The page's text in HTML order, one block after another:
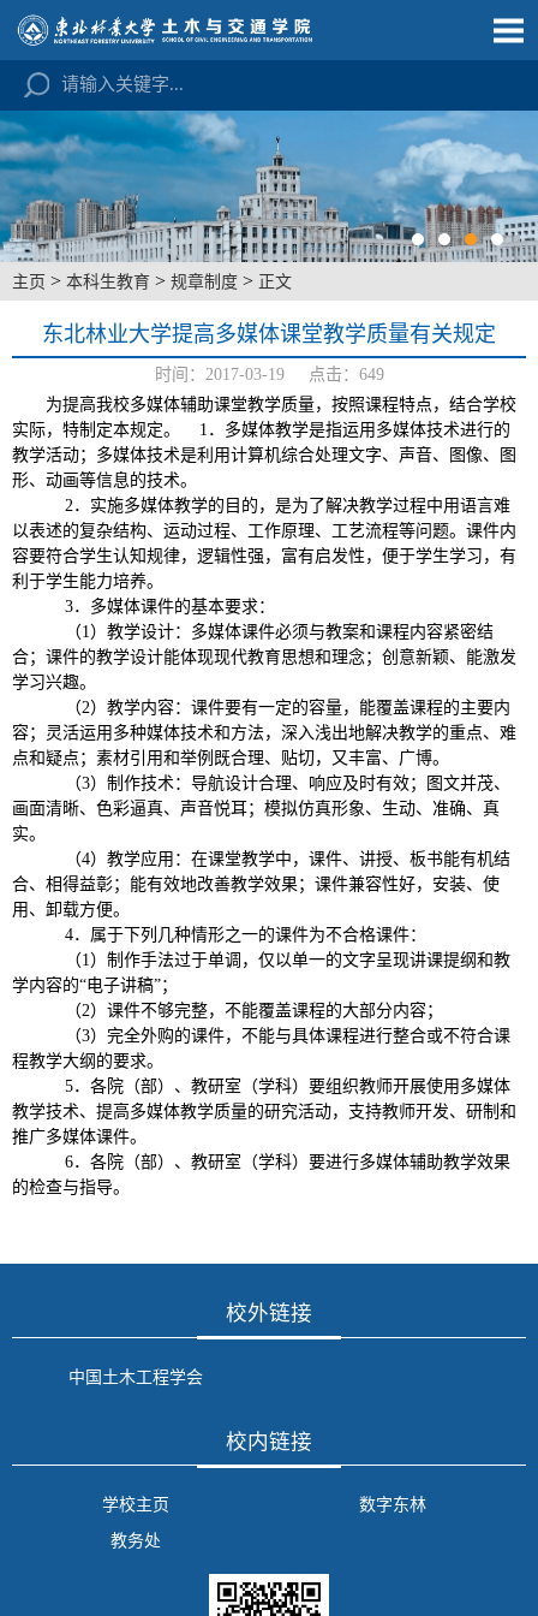
主页 > 本科生教育 > 规章制度 > 正文
东北林业大学提高多媒体课堂教学质量有关规定
时间：2017-03-19 点击： 649
为提高我校多媒体辅助课堂教学质量，按照课程特点，结合学校
实际，特制定本规定。
1．多媒体教学是指运用多媒体技术进行的
教学活动；多媒体技术是利用计算机综合处理文字、声音、图像、图
形、动画等信息的技术。
2．实施多媒体教学的目的，是为了解决教学过程中用语言难
以表述的复杂结构、运动过程、工作原理、工艺流程等问题。课件内
容要符合学生认知规律，逻辑性强，富有启发性，便于学生学习，有
利于学生能力培养。
3．多媒体课件的基本要求：
（1）教学设计：多媒体课件必须与教案和课程内容紧密结
合；课件的教学设计能体现现代教育思想和理念；创意新颖、能激发
学习兴趣。
（2）教学内容：课件要有一定的容量，能覆盖课程的主要内
容；灵活运用多种媒体技术和方法，深入浅出地解决教学的重点、难
点和疑点；素材引用和举例既合理、贴切，又丰富、广博。
（3）制作技术：导航设计合理、响应及时有效；图文并茂、
画面清晰、色彩逼真、声音悦耳；模拟仿真形象、生动、准确、真
实。
（4）教学应用：在课堂教学中，课件、讲授、板书能有机结
合、相得益彰；能有效地改善教学效果；课件兼容性好，安装、使
用、卸载方便。
4．属于下列几种情形之一的课件为不合格课件：
（1）制作手法过于单调，仅以单一的文字呈现讲课提纲和教
学内容的“电子讲稿”；
（2）课件不够完整，不能覆盖课程的大部分内容；
（3）完全外购的课件，不能与具体课程进行整合或不符合课
程教学大纲的要求。
5．各院（部）、教研室（学科）要组织教师开展使用多媒体
教学技术、提高多媒体教学质量的研究活动，支持教师开发、研制和
推广多媒体课件。
6．各院（部）、教研室（学科）要进行多媒体辅助教学效果
的检查与指导。
校外链接
中国土木工程学会
校内链接
学校主页
数字东林
教务处